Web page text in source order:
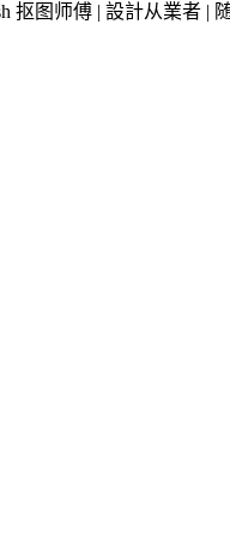
抠图师傅 | 設計从業者 |